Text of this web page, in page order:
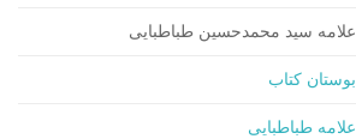
علامه سید محمدحسین طباطبایی
بوستان کتاب
علامه طباطبایی